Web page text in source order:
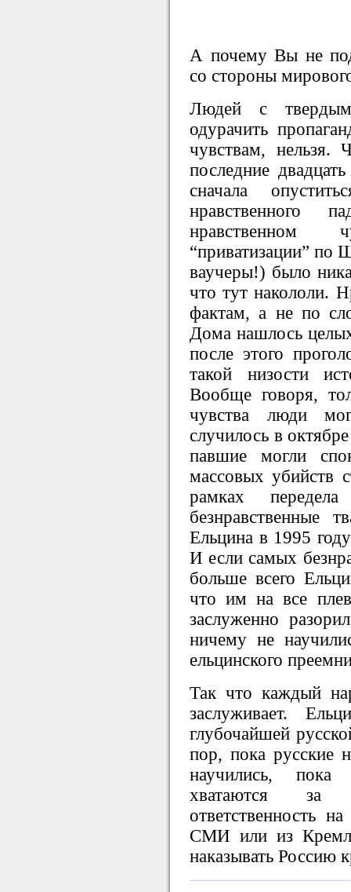
А почему Вы не
со стороны
Людей с
одурачить
чувствам, нельзя.
последние
сначала
нравственного
нравственном
“приватизации” по
ваучеры!) было
что тут накололи.
фактам, а не по
Дома нашлось
после этого
такой низости
Вообще говоря,
чувства люди
случилось в
павшие могли
массовых убийств
рамках
безнравственные
Ельцина в 1995
И если самых
больше всего
что им на все
заслуженно
ничему не
ельцинского
Так что каждый
заслуживает.
глубочайшей
пор, пока русские
научились,
хватаются за
ответственность
СМИ или из
наказывать Россию